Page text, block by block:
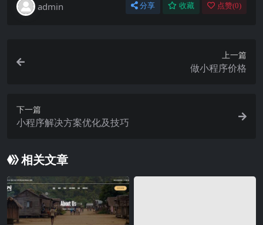
admin 分享 收藏 点赞(0)
上一篇
做小程序价格
下一篇
小程序解决方案优化及技巧
相关文章